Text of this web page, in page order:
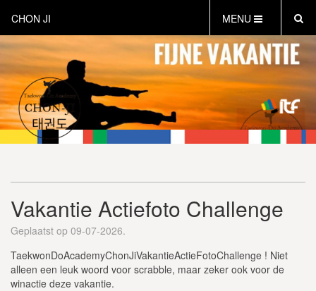
CHON JI MENU
HOME
OVER CHON-JI
TRAINEN HOE EN WAT
CHON-JI KIDS
OVER TAEKWON-DO
PROEFLES AANVRAGEN
VEILIG SPORTEN
INSTRUCTEURS EN COACHES
Vakantie Actiefoto Challenge
Geplaatst op 09-07-2026.
TaekwonDoAcademyChonJiVakantieActieFotoChallenge ! Niet
alleen een leuk woord voor scrabble, maar zeker ook voor de
winactie deze vakantie.